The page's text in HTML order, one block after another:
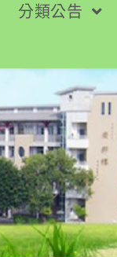
分類公告